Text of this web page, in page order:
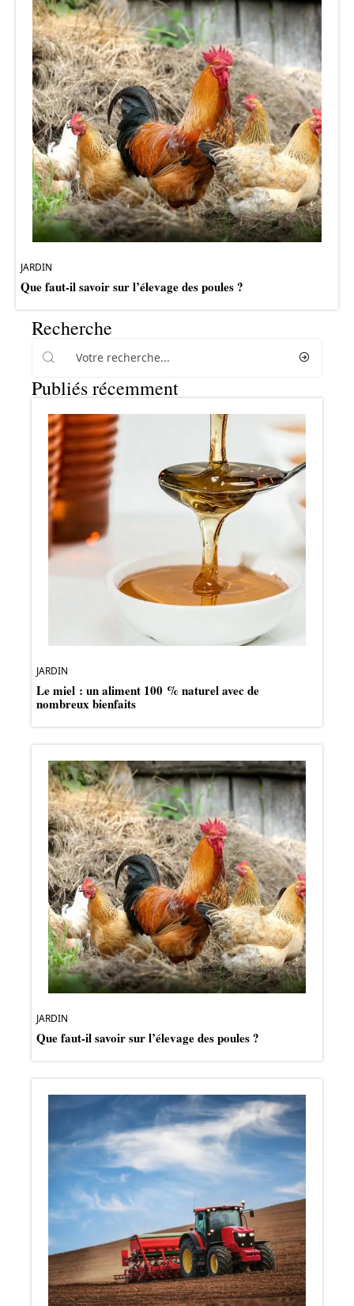
JARDIN
Que faut-il savoir sur l’élevage des poules ?
Recherche
Publiés récemment
JARDIN
Le miel : un aliment 100 % naturel avec de
nombreux bienfaits
JARDIN
Que faut-il savoir sur l’élevage des poules ?